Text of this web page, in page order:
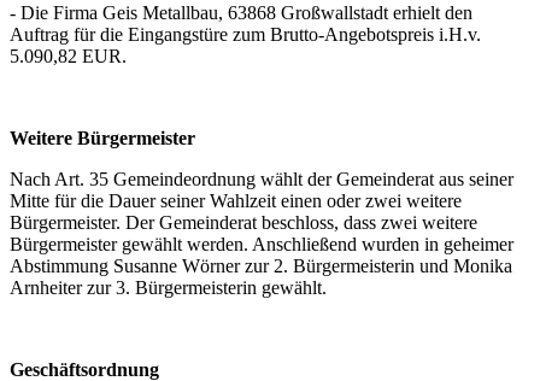
- Die Firma Geis Metallbau, 63868 Großwallstadt erhielt den
Auftrag für die Eingangstüre zum Brutto-Angebotspreis i.H.v.
5.090,82 EUR.
Weitere Bürgermeister
Nach Art. 35 Gemeindeordnung wählt der Gemeinderat aus seiner
Mitte für die Dauer seiner Wahlzeit einen oder zwei weitere
Bürgermeister. Der Gemeinderat beschloss, dass zwei weitere
Bürgermeister gewählt werden. Anschließend wurden in geheimer
Abstimmung Susanne Wörner zur 2. Bürgermeisterin und Monika
Arnheiter zur 3. Bürgermeisterin gewählt.
Geschäftsordnung